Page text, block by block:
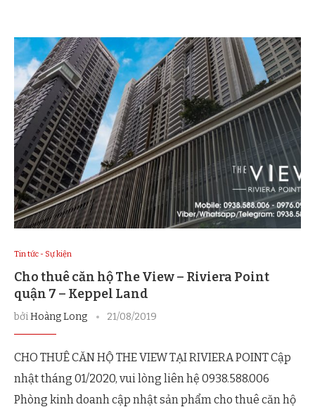
Tin tức - Sự kiện
Cho thuê căn hộ The View – Riviera Point
quận 7 – Keppel Land
bởiHoàng Long 21/08/2019
CHO THUÊ CĂN HỘ THE VIEW TẠI RIVIERA POINT Cập
nhật tháng 01/2020, vui lòng liên hệ 0938.588.006
Phòng kinh doanh cập nhật sản phẩm cho thuê căn hộ